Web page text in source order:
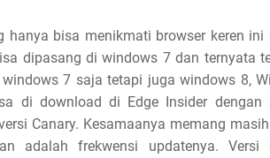
hanya bisa menikmati browser keren ini
dipasang di windows 7 dan ternyata
7 saja tetapi juga windows 8,
di download di Edge Insider dengan
Canary. Kesamaanya memang
adalah frekwensi updatenya. Versi